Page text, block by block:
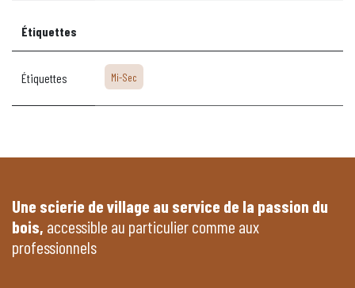
Étiquettes
Étiquettes Mi-Sec
Une scierie de village au service de la passion du
bois, accessible au particulier comme aux
professionnels